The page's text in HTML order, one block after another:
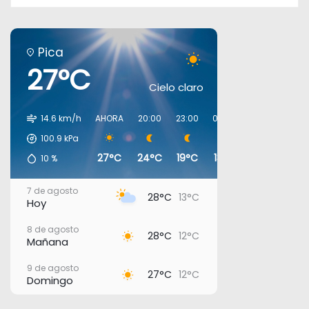
Pica
27°C Cielo claro
14.6 km/h
100.9 kPa
10 %
AHORA
27°C
20:00
24°C
23:00
19°C
02:00
13°C
7 de agosto
Hoy 28°C 13°C
8 de agosto
Mañana 28°C 12°C
9 de agosto
Domingo 27°C 12°C